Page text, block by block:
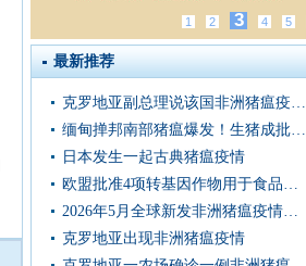
1 2 3 4 5
最新推荐
克罗地亚副总理说该国非洲猪瘟疫情形势“非常严峻”
缅甸掸邦南部猪瘟爆发！生猪成批死亡，症状惊心···
日本发生一起古典猪瘟疫情
欧盟批准4项转基因作物用于食品和饲料
2026年5月全球新发非洲猪瘟疫情信息汇总
克罗地亚出现非洲猪瘟疫情